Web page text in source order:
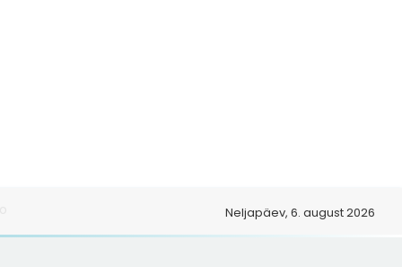
Neljapäev, 6. august 2026